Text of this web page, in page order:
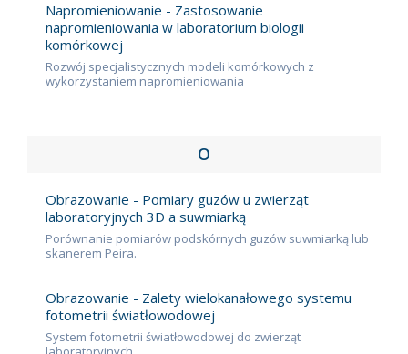
Napromieniowanie - Zastosowanie
napromieniowania w laboratorium biologii
komórkowej
Rozwój specjalistycznych modeli komórkowych z
wykorzystaniem napromieniowania
O
Obrazowanie - Pomiary guzów u zwierząt
laboratoryjnych 3D a suwmiarką
Porównanie pomiarów podskórnych guzów suwmiarką lub
skanerem Peira.
Obrazowanie - Zalety wielokanałowego systemu
fotometrii światłowodowej
System fotometrii światłowodowej do zwierząt